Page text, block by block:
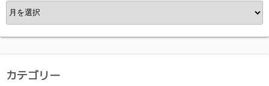
ア
ー
カ
ブ
カテゴリー